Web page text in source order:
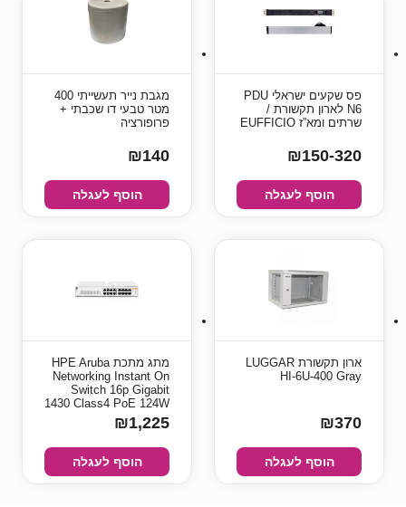
פס שקעים ישראלי PDU
N6 לארון תקשורת /
שרתים ומא”ז EUFFICIO
₪150-320
הוסף לעגלה
מגבת נייר תעשייתי 400
מטר טבעי דו שכבתי +
פרופורציה
₪140
הוסף לעגלה
ארון תקשורת LUGGAR
HI-6U-400 Gray
₪370
הוסף לעגלה
מתג מתכת HPE Aruba
Networking Instant On
Switch 16p Gigabit
1430 Class4 PoE 124W
₪1,225
הוסף לעגלה